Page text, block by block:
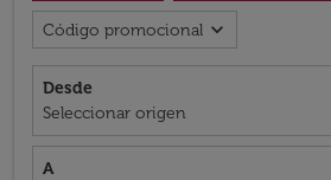
Código promocional expand_more
Desde
Seleccionar origen
A